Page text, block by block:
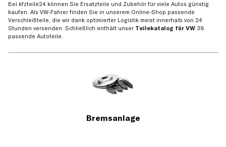
Bei kfzteile24 können Sie Ersatzteile und Zubehör für viele Autos günstig
kaufen. Als VW-Fahrer finden Sie in unserem Online-Shop passende
Verschleißteile, die wir dank optimierter Logistik meist innerhalb von 24
Stunden versenden. Schließlich enthält unser Teilekatalog für VW 38
passende Autoteile.
Bremsanlage